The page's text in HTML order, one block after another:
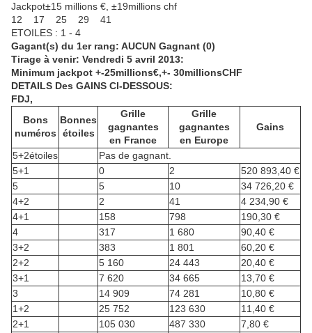
Jackpot±15 millions €, ±19millions chf
12 17 25 29 41
ETOILES : 1 - 4
Gagant(s) du 1er rang: AUCUN Gagnant (0)
Tirage à venir: Vendredi 5 avril 2013:
Minimum jackpot +-25millions€,+- 30millionsCHF
DETAILS Des GAINS CI-DESSOUS:
FDJ,
Bons
numéros
Bonnes
étoiles
Grille
gagnantes
en France
Grille
gagnantes
en Europe
Gains
5+2étoiles
Pas de gagnant.
5+1
0 2
520 893,40 €
5
5 10
34 726,20 €
4+2
2 41
4 234,90 €
4+1
158 798
190,30 €
4
317 1 680
90,40 €
3+2
383 1 801
60,20 €
2+2
5 160 24 443
20,40 €
3+1
7 620 34 665
13,70 €
3
14 909 74 281
10,80 €
1+2
25 752 123 630
11,40 €
2+1
105 030 487 330
7,80 €